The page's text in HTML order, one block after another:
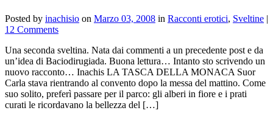
Posted by inachisio on Marzo 03, 2008 in Racconti erotici, Sveltine |
12 Comments
Una seconda sveltina. Nata dai commenti a un precedente post e da
un’idea di Baciodirugiada. Buona lettura… Intanto sto scrivendo un
nuovo racconto… Inachis LA TASCA DELLA MONACA Suor
Carla stava rientrando al convento dopo la messa del mattino. Come
suo solito, preferì passare per il parco: gli alberi in fiore e i prati
curati le ricordavano la bellezza del […]